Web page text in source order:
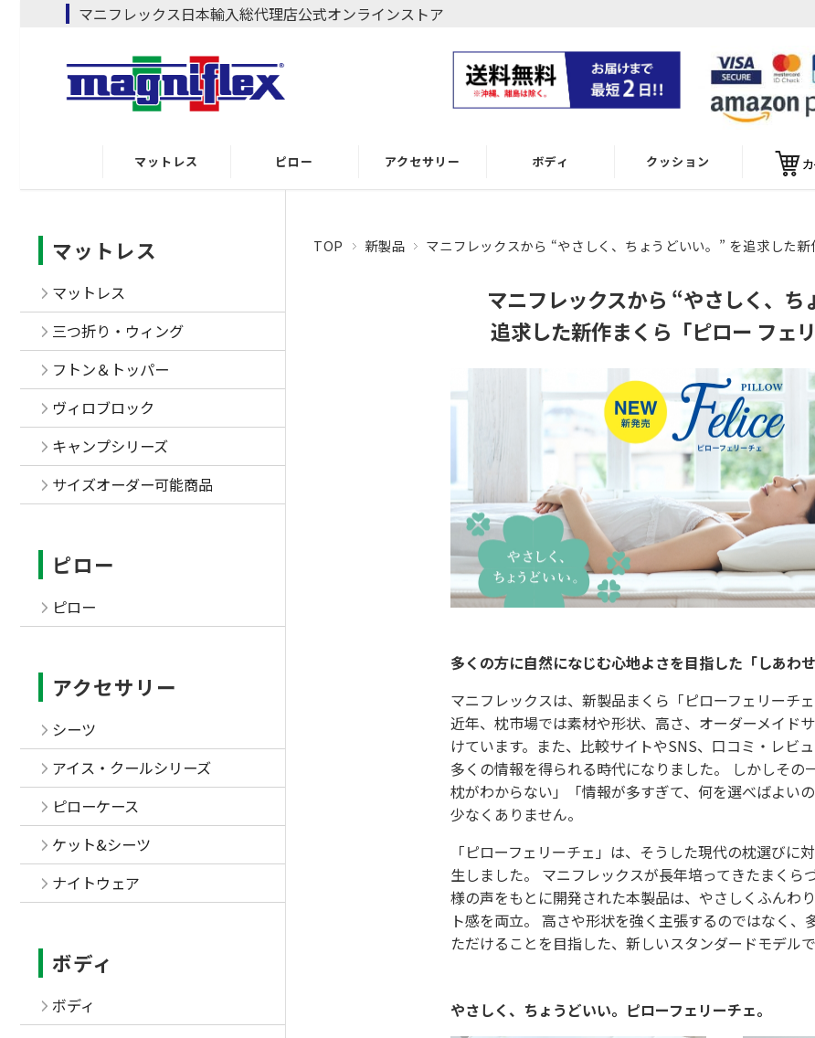
マニフレックス日本輸入総代理店公式オンラインストア
マットレス
三つ折り・ウィン
フトン＆トッパー
ヴィロブロック
キャンプシリーズ
ピロー アクセサリー
アイスシリーズ
ボディ クッション
TOP 新製品 マニフレックスから “やさしく、ちょうどいい。” を追求した
マニフレックスから “やさしく、ち
追求した新作まくら 「ピロー フェ
多くの方に自然になじむ心地よさを目指した「しあわせ
マニフレックスは、新製品まくら「ピローフェリーチェ
近年、枕市場では素材や形状、高さ、オーダーメイド
けています。また、比較サイトやSNS、口コミ・レビ
多くの情報を得られる時代になりました。 しかしその
枕がわからない」「情報が多すぎて、何を選べばよい
少なくありません。
「ピローフェリーチェ」は、そうした現代の枕選びに
生しました。 マニフレックスが長年培ってきたまくら
様の声をもとに開発された本製品は、やさしくふんわ
ト感を両立。 高さや形状を強く主張するのではなく、
ただけることを目指した、新しいスタンダードモデルで
やさしく、ちょうどいい。ピローフェリーチェ。
マットレス
マットレス
三つ折り・ウィング
フトン＆トッパー
ヴィロブロック
キャンプシリーズ
サイズオーダー可能商品
ピロー
ピロー
アクセサリー
シーツ
アイス・クールシリーズ
ピローケース
ケット&シーツ
ナイトウェア
ボディ
ボディ